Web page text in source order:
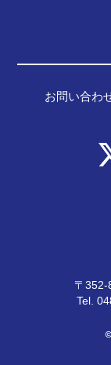
お問い合わ
〒
Tel.